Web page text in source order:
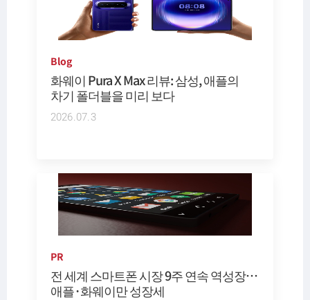
Blog
화웨이 Pura X Max 리뷰: 삼성, 애플의
차기 폴더블을 미리 보다
2026.07.3
PR
전 세계 스마트폰 시장 9주 연속 역성장…
애플·화웨이만 성장세